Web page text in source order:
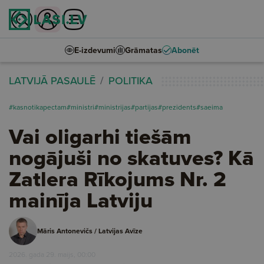
E-izdevumi Grāmatas Abonēt
LATVIJĀ PASAULĒ POLITIKA
#kasnotikapectam#ministri#ministrijas#partijas#prezidents#saeima
Vai oligarhi tiešām
nogājuši no skatuves? Kā
Zatlera Rīkojums Nr. 2
mainīja Latviju
Māris Antonevičs / Latvijas Avīze
2026. gada 29. maijs, 00:00